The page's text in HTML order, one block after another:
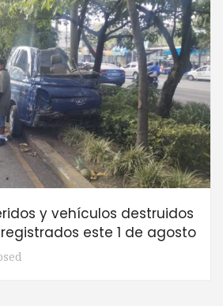
y vehículos destruidos
este 1 de agosto